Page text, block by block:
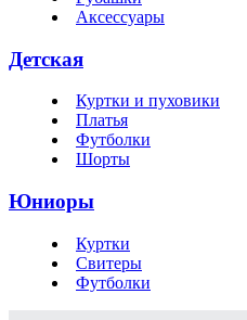
Аксессуары
Детская
Куртки и пуховики
Платья
Футболки
Шорты
Юниоры
Куртки
Свитеры
Футболки